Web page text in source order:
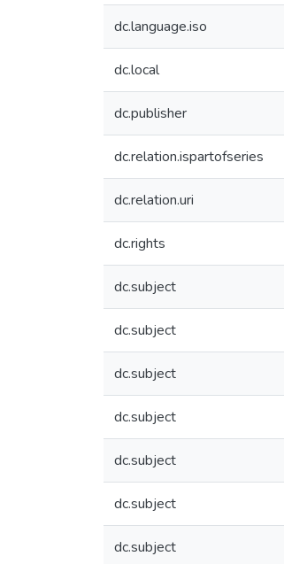
dc.language.iso
dc.local
dc.publisher
dc.relation.ispartofseries
dc.relation.uri
dc.rights
dc.subject
dc.subject
dc.subject
dc.subject
dc.subject
dc.subject
dc.subject